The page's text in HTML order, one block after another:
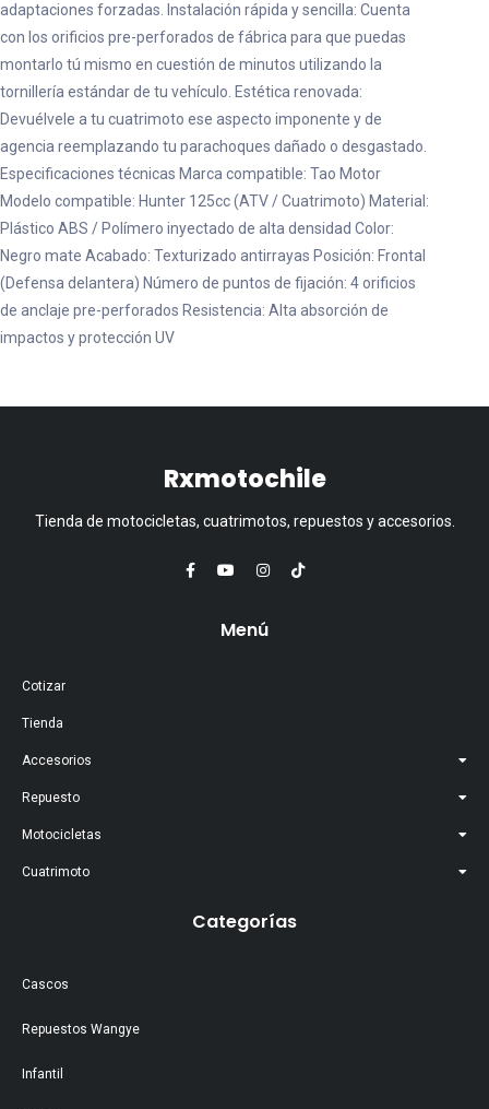
adaptaciones forzadas. Instalación rápida y sencilla: Cuenta
con los orificios pre-perforados de fábrica para que puedas
montarlo tú mismo en cuestión de minutos utilizando la
tornillería estándar de tu vehículo. Estética renovada:
Devuélvele a tu cuatrimoto ese aspecto imponente y de
agencia reemplazando tu parachoques dañado o desgastado.
Especificaciones técnicas Marca compatible: Tao Motor
Modelo compatible: Hunter 125cc (ATV / Cuatrimoto) Material:
Plástico ABS / Polímero inyectado de alta densidad Color:
Negro mate Acabado: Texturizado antirrayas Posición: Frontal
(Defensa delantera) Número de puntos de fijación: 4 orificios
de anclaje pre-perforados Resistencia: Alta absorción de
impactos y protección UV
Rxmotochile
Tienda de motocicletas, cuatrimotos, repuestos y accesorios.
Menú
Cotizar
Tienda
Accesorios
Repuesto
Motocicletas
Cuatrimoto
Categorías
Cascos
Repuestos Wangye
Infantil